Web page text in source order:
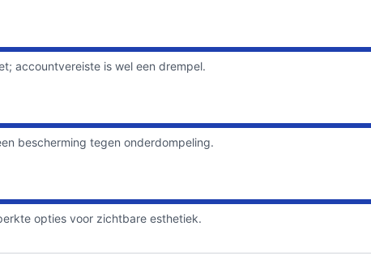
accountvereiste is wel een drempel.
bescherming tegen onderdompeling.
opties voor zichtbare esthetiek.